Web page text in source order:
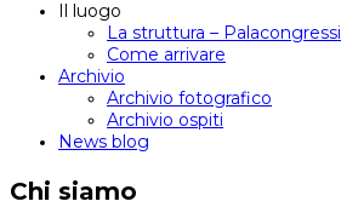
Il luogo
La struttura – Palacongressi
Come arrivare
Archivio
Archivio fotografico
Archivio ospiti
News blog
Chi siamo